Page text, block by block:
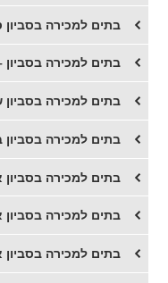
בתים למכירה בסביון
בתים למכירה בסביון
בתים למכירה בסביון
בתים למכירה בסביון
בתים למכירה בסביון
בתים למכירה בסביון
בתים למכירה בסביון